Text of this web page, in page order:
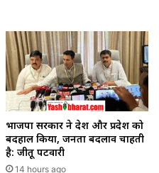
भाजपा सरकार ने देश और प्रदेश को
बदहाल किया, जनता बदलाव चाहती
है: जीतू पटवारी
14 hours ago